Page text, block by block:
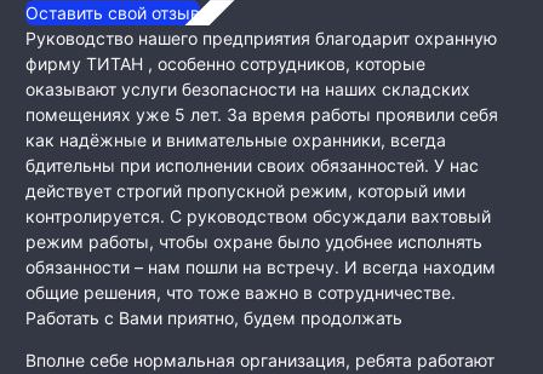
Оставить свой отзыв
Руководство нашего предприятия благодарит охранную
фирму ТИТАН , особенно сотрудников, которые
оказывают услуги безопасности на наших складских
помещениях уже 5 лет. За время работы проявили себя
как надёжные и внимательные охранники, всегда
бдительны при исполнении своих обязанностей. У нас
действует строгий пропускной режим, который ими
контролируется. С руководством обсуждали вахтовый
режим работы, чтобы охране было удобнее исполнять
обязанности – нам пошли на встречу. И всегда находим
общие решения, что тоже важно в сотрудничестве.
Работать с Вами приятно, будем продолжать
Вполне себе нормальная организация, ребята работают